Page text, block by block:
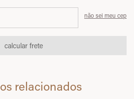
não sei meu cep
calcular frete
relacionados